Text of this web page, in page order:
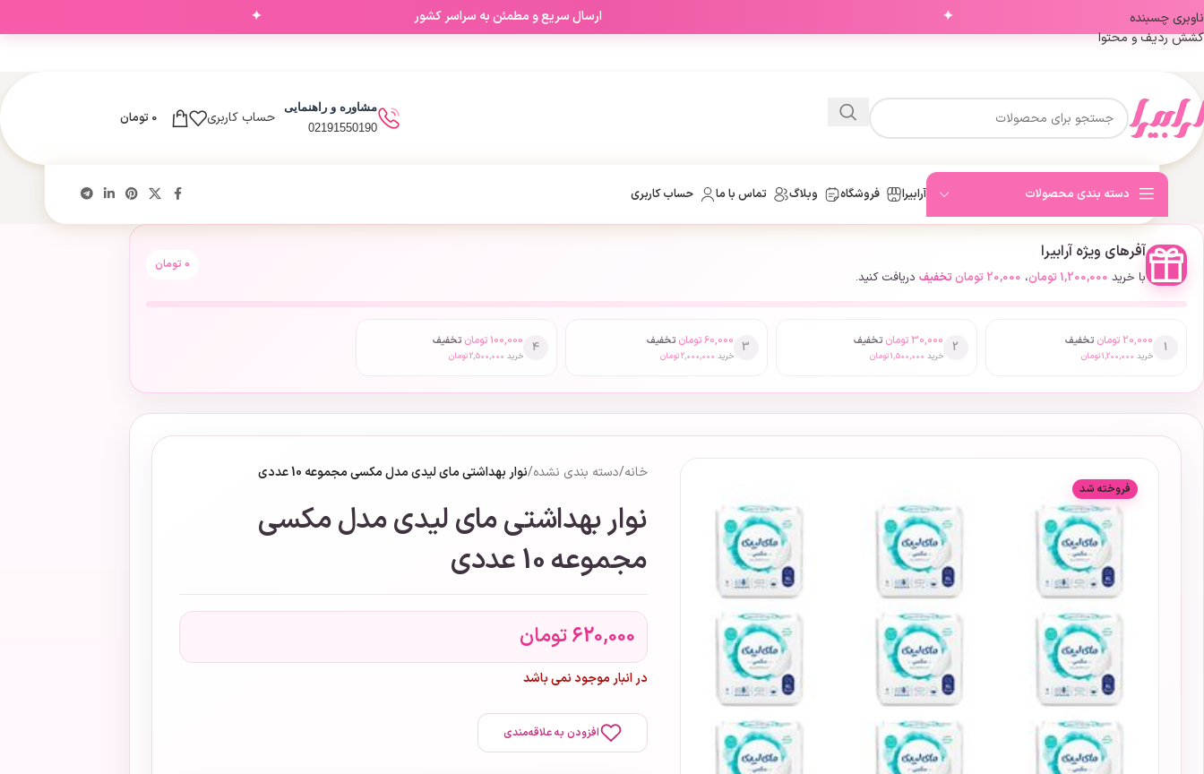
✦ ارسال سریع و مطمئن به سراسر کشور ✦
ناوبری چسبنده
کشش ردیف و محتوا
مشاوره و راهنمایی
02191550190
حساب کاربری 0 تومان
دسته بندی محصولات آرابیرا فروشگاه وبلاگ تماس با ما حساب کاربری
آفرهای ویژه آرابیرا
با خرید 1,200,000 تومان، 20,000 تومان تخفیف دریافت کنید.
0 تومان
1
20,000 تومان تخفیف
خرید 1,200,000تومان
2
30,000 تومان تخفیف
خرید 1,500,000تومان
3
60,000تومان تخفیف
خرید 2,000,000تومان
4
100,000 تومان تخفیف
خرید 2,500,000تومان
فروخته شد
خانه/دسته بندی نشده/نوار بهداشتی مای لیدی مدل مکسی مجموعه 10 عددی
نوار بهداشتی مای لیدی مدل مکسی
مجموعه 10 عددی
620,000تومان
در انبار موجود نمی باشد
افزودن به علاقه‌مندی